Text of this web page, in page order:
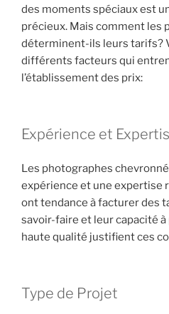
des moments spéciaux est
précieux. Mais comment les
déterminent-ils leurs tarifs?
différents facteurs qui
l’établissement des prix:
Expérience et
Les photographes
expérience et une expertise
ont tendance à facturer des
savoir-faire et leur capacité
haute qualité justifient ces
Type de Projet